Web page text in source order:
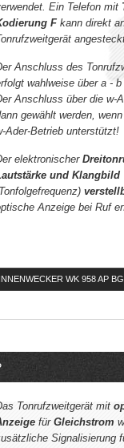
Ein Telefon mit
Fkann direkt
Anschluss des
wahlweise über a - b
Anschluss über die w-
gewählt werden,
Ader-Betrieb unterstützt!
elektronischer
und Klangbild
Anzeige bei Ruf
WK 958 AP
Tonrufzweitgerät mit
für Gleichstrom
Signalisierung